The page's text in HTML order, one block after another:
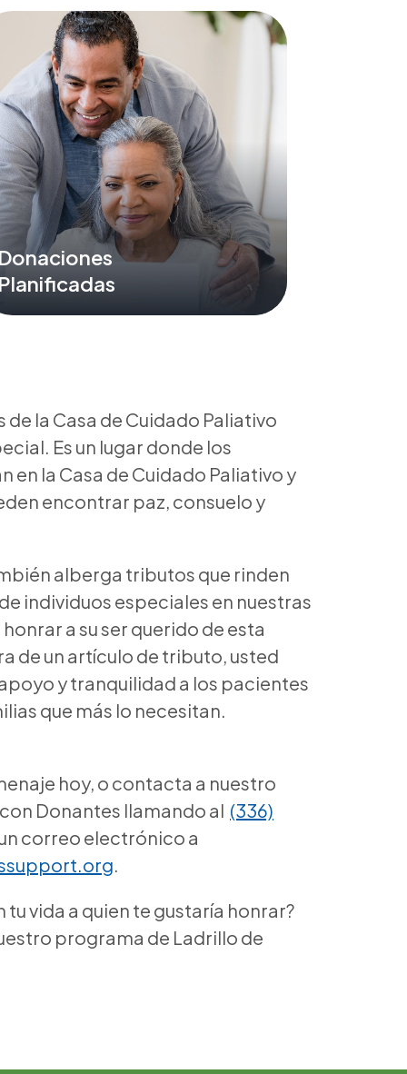
la Casa de Cuidado Paliativo
Es un lugar donde los
en la Casa de Cuidado Paliativo y
encontrar paz, consuelo y
alberga tributos que rinden
individuos especiales en nuestras
a su ser querido de esta
de un artículo de tributo, usted
y tranquilidad a los pacientes
que más lo necesitan.
hoy, o contacta a nuestro
Donantes llamando al (336)
correo electrónico a
.
tu vida a quien te gustaría honrar?
programa de Ladrillo de